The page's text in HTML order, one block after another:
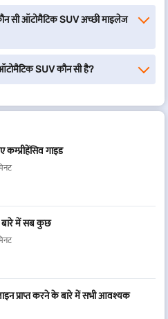
सी ऑटोमैटिक SUV अच्छी माइलेज
SUV कौन सी है?
गाइड
बारे में सब कुछ
प्राप्त करने के बारे में सभी आवश्यक